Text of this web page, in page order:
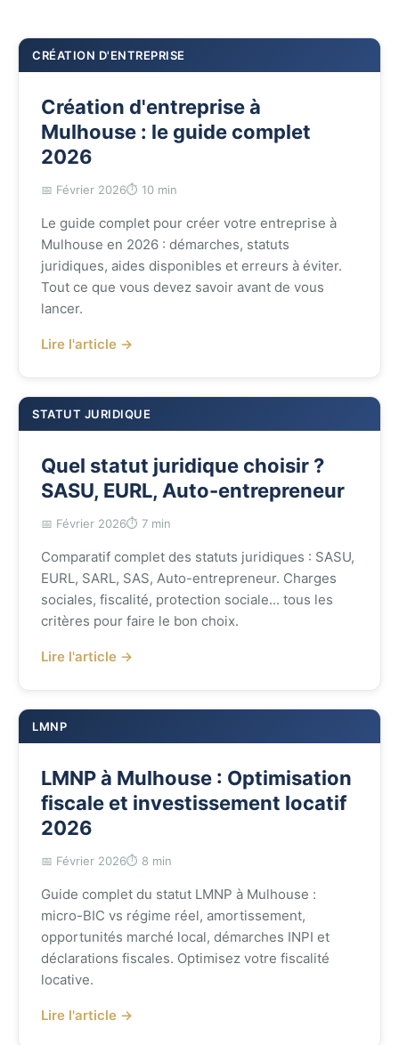
CRÉATION D'ENTREPRISE
Création d'entreprise à
Mulhouse : le guide complet
2026
📅 Février 2026⏱️ 10 min
Le guide complet pour créer votre entreprise à
Mulhouse en 2026 : démarches, statuts
juridiques, aides disponibles et erreurs à éviter.
Tout ce que vous devez savoir avant de vous
lancer.
Lire l'article →
STATUT JURIDIQUE
Quel statut juridique choisir ?
SASU, EURL, Auto-entrepreneur
📅 Février 2026⏱️ 7 min
Comparatif complet des statuts juridiques : SASU,
EURL, SARL, SAS, Auto-entrepreneur. Charges
sociales, fiscalité, protection sociale... tous les
critères pour faire le bon choix.
Lire l'article →
LMNP
LMNP à Mulhouse : Optimisation
fiscale et investissement locatif
2026
📅 Février 2026⏱️ 8 min
Guide complet du statut LMNP à Mulhouse :
micro-BIC vs régime réel, amortissement,
opportunités marché local, démarches INPI et
déclarations fiscales. Optimisez votre fiscalité
locative.
Lire l'article →